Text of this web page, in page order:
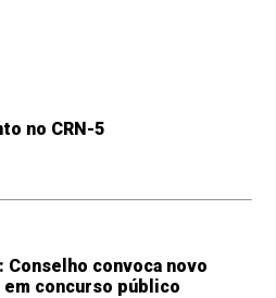
no CRN-5
Conselho convoca novo
em concurso público